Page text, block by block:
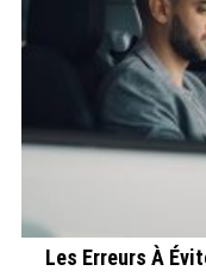
Les Erreurs À